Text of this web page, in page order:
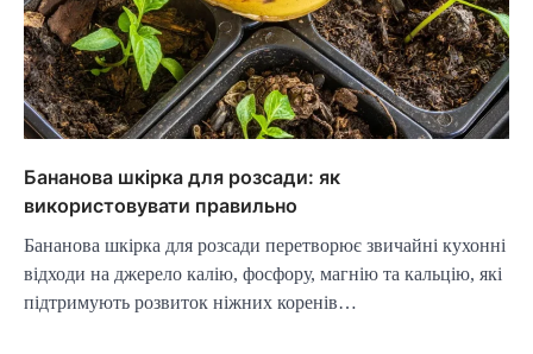
Бананова шкірка для розсади: як
використовувати правильно
Бананова шкірка для розсади перетворює звичайні кухонні
відходи на джерело калію, фосфору, магнію та кальцію, які
підтримують розвиток ніжних коренів…